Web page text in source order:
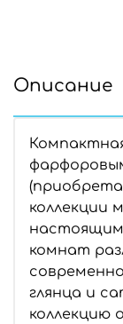
Описание
коллекции
настоящим
комнат
глянца и
коллекцию